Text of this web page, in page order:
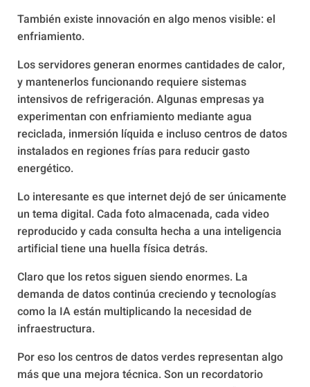
También existe innovación en algo menos visible: el
enfriamiento.
Los servidores generan enormes cantidades de calor,
y mantenerlos funcionando requiere sistemas
intensivos de refrigeración. Algunas empresas ya
experimentan con enfriamiento mediante agua
reciclada, inmersión líquida e incluso centros de datos
instalados en regiones frías para reducir gasto
energético.
Lo interesante es que internet dejó de ser únicamente
un tema digital. Cada foto almacenada, cada video
reproducido y cada consulta hecha a una inteligencia
artificial tiene una huella física detrás.
Claro que los retos siguen siendo enormes. La
demanda de datos continúa creciendo y tecnologías
como la IA están multiplicando la necesidad de
infraestructura.
Por eso los centros de datos verdes representan algo
más que una mejora técnica. Son un recordatorio